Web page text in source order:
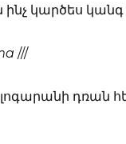
ինչ կարծես
///
դռան